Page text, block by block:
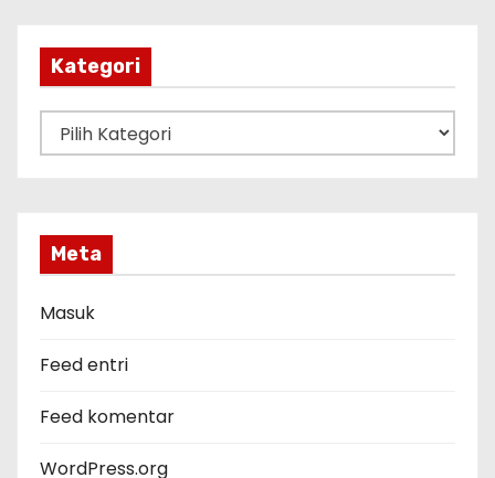
Kategori
a
o
r
Meta
Masuk
Feed entri
Feed komentar
WordPress.org